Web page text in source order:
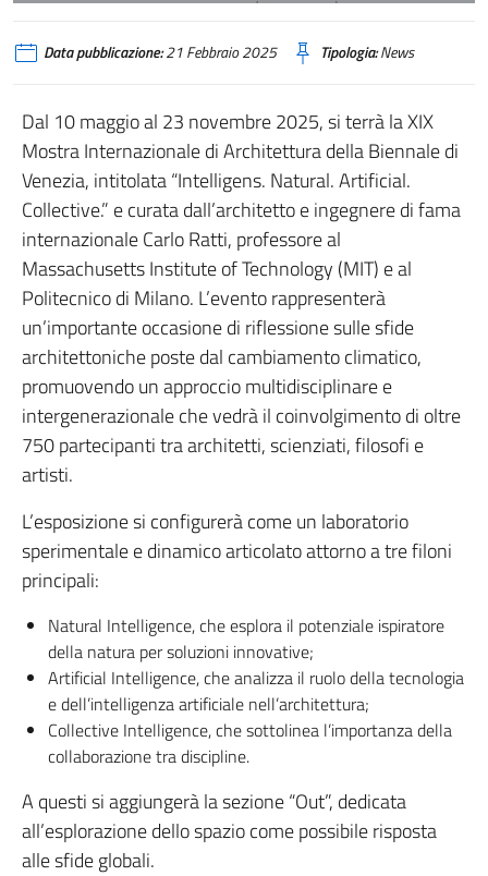
Data pubblicazione:21 Febbraio 2025 Tipologia:News
Dal 10 maggio al 23 novembre 2025, si terrà la XIX
Mostra Internazionale di Architettura della Biennale di
Venezia, intitolata “Intelligens. Natural. Artificial.
Collective.” e curata dall’architetto e ingegnere di fama
internazionale Carlo Ratti, professore al
Massachusetts Institute of Technology (MIT) e al
Politecnico di Milano. L’evento rappresenterà
un’importante occasione di riflessione sulle sfide
architettoniche poste dal cambiamento climatico,
promuovendo un approccio multidisciplinare e
intergenerazionale che vedrà il coinvolgimento di oltre
750 partecipanti tra architetti, scienziati, filosofi e
artisti.
L’esposizione si configurerà come un laboratorio
sperimentale e dinamico articolato attorno a tre filoni
principali:
Natural Intelligence, che esplora il potenziale ispiratore
della natura per soluzioni innovative;
Artificial Intelligence, che analizza il ruolo della tecnologia
e dell’intelligenza artificiale nell’architettura;
Collective Intelligence, che sottolinea l’importanza della
collaborazione tra discipline.
A questi si aggiungerà la sezione “Out”, dedicata
all’esplorazione dello spazio come possibile risposta
alle sfide globali.